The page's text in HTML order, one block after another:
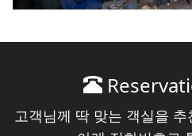
고객님께 딱 맞는 객실을